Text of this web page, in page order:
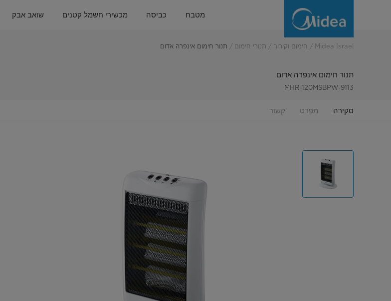
אינפרה
מטבח כביסה מכשירי חשמל קטנים שואב אבק
Midea Israel חימום וקירור תנורי חימום תנור חימום אינפרה אדום
תנור חימום אינפרה אדום
MHR-120MSBPW-9113
סקירה מפרט קשור